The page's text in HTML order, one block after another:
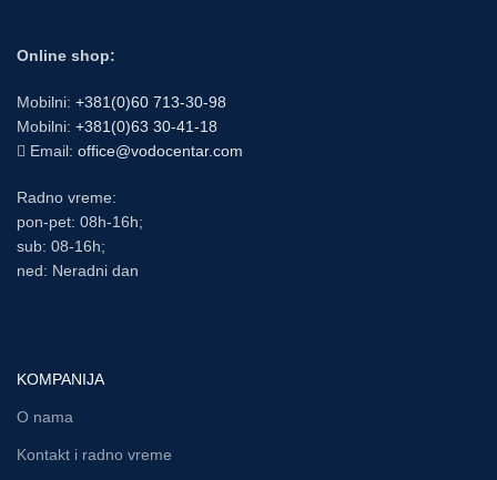
Online shop:
Mobilni: +381(0)60 713-30-98
Mobilni: +381(0)63 30-41-18
Email: office@vodocentar.com
Radno vreme:
pon-pet: 08h-16h;
sub: 08-16h;
ned: Neradni dan
KOMPANIJA
O nama
Kontakt i radno vreme